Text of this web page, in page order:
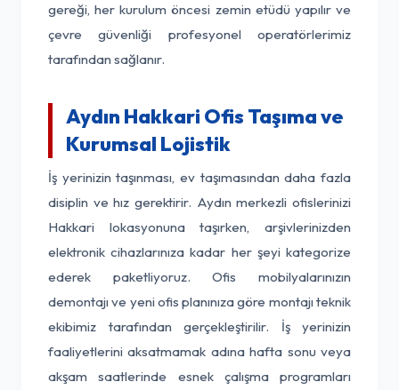
gereği, her kurulum öncesi zemin etüdü yapılır ve
çevre güvenliği profesyonel operatörlerimiz
tarafından sağlanır.
Aydın Hakkari Ofis Taşıma ve
Kurumsal Lojistik
İş yerinizin taşınması, ev taşımasından daha fazla
disiplin ve hız gerektirir. Aydın merkezli ofislerinizi
Hakkari lokasyonuna taşırken, arşivlerinizden
elektronik cihazlarınıza kadar her şeyi kategorize
ederek paketliyoruz. Ofis mobilyalarınızın
demontajı ve yeni ofis planınıza göre montajı teknik
ekibimiz tarafından gerçekleştirilir. İş yerinizin
faaliyetlerini aksatmamak adına hafta sonu veya
akşam saatlerinde esnek çalışma programları